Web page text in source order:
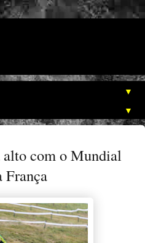
▼
▼
com o Mundial
França